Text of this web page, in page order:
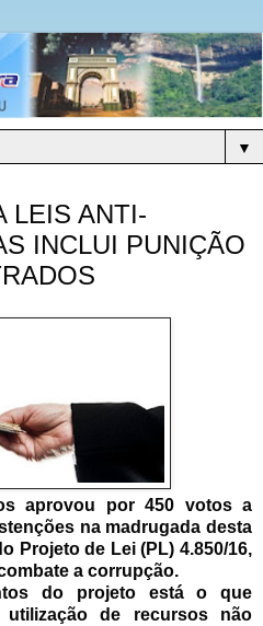
▼
LEIS ANTI-
INCLUI PUNIÇÃO
aprovou por 450 votos a
na madrugada desta
Projeto de Lei (PL) 4.850/16,
a corrupção.
do projeto está o que
de recursos não